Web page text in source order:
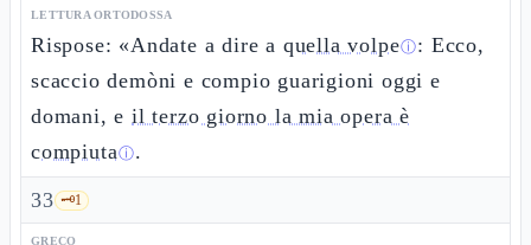
LETTURA ORTODOSSA
Rispose: «Andate a dire a quella volpeⓘ: Ecco,
scaccio demòni e compio guarigioni oggi e
domani, eil terzo giorno la mia opera è
compiutaⓘ.
33 🗝️1
GRECO